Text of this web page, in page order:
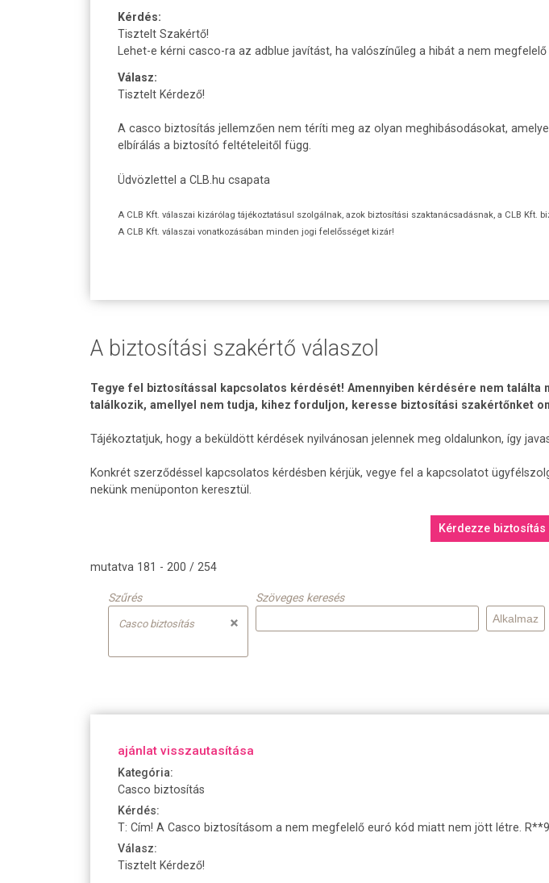
Kérdés:
Tisztelt Szakértő!
Lehet-e kérni casco-ra az adblue javítást, ha valószínűleg a hibát a nem
Válasz:
Tisztelt Kérdező!
A casco biztosítás jellemzően nem téríti meg az olyan meghibásodásokat,
elbírálás a biztosító feltételeitől függ.
Üdvözlettel a CLB.hu csapata
A CLB Kft. válaszai kizárólag tájékoztatásul szolgálnak, azok biztosítási szaktanácsadásnak, a CLB Kft.
A CLB Kft. válaszai vonatkozásában minden jogi felelősséget kizár!
A biztosítási szakértő válaszol
Tegye fel biztosítással kapcsolatos kérdését! Amennyiben kérdésére nem
találkozik, amellyel nem tudja, kihez forduljon, keresse biztosítási szakértőnket
Tájékoztatjuk, hogy a beküldött kérdések nyilvánosan jelennek meg oldalunkon, így
Konkrét szerződéssel kapcsolatos kérdésben kérjük, vegye fel a kapcsolatot
nekünk menüponton keresztül.
Kérdezze biztosítás
mutatva 181 - 200 / 254
Szűrés
Casco biztosítás
Szöveges keresés
ajánlat visszautasítása
Kategória:
Casco biztosítás
Kérdés:
T: Cím! A Casco biztosításom a nem megfelelő euró kód miatt nem jött létre.
Válasz:
Tisztelt Kérdező!